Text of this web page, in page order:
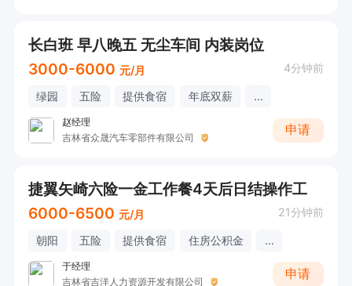
长白班 早八晚五 无尘车间 内装岗位
3000-6000 元/月 4分钟前
绿园 五险 提供食宿 年底双薪 ...
赵经理
吉林省众晟汽车零部件有限公司
申请
捷翼矢崎六险一金工作餐4天后日结操作工
6000-6500 元/月 21分钟前
朝阳 五险 提供食宿 住房公积金 ...
于经理
吉林省吉洋人力资源开发有限公司
申请